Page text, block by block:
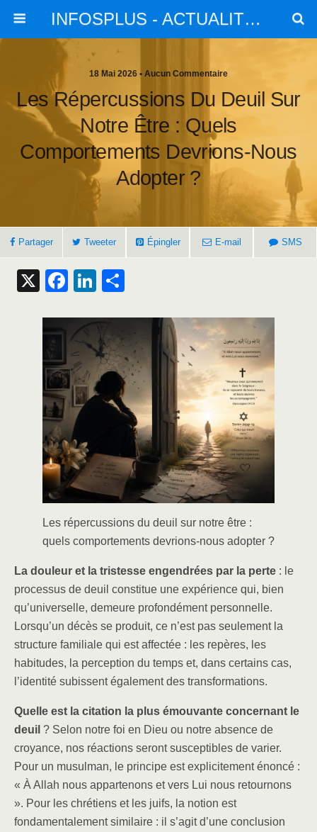
INFOSPLUS - ACTUALITES et INFOS
18 Mai 2026 • Aucun Commentaire
Les Répercussions Du Deuil Sur
Notre Être : Quels
Comportements Devrions-Nous
Adopter ?
Partager Tweeter Épingler E-mail SMS
X
F
c
e
b
o
o
k
Li
k
e
dI
n
ar
e
Les répercussions du deuil sur notre être :
quels comportements devrions-nous adopter ?
La douleur et la tristesse engendrées par la perte : le
processus de deuil constitue une expérience qui, bien
qu’universelle, demeure profondément personnelle.
Lorsqu’un décès se produit, ce n’est pas seulement la
structure familiale qui est affectée : les repères, les
habitudes, la perception du temps et, dans certains cas,
l’identité subissent également des transformations.
Quelle est la citation la plus émouvante concernant le
deuil ? Selon notre foi en Dieu ou notre absence de
croyance, nos réactions seront susceptibles de varier.
Pour un musulman, le principe est explicitement énoncé :
« À Allah nous appartenons et vers Lui nous retournons
». Pour les chrétiens et les juifs, la notion est
fondamentalement similaire : il s’agit d’une conclusion